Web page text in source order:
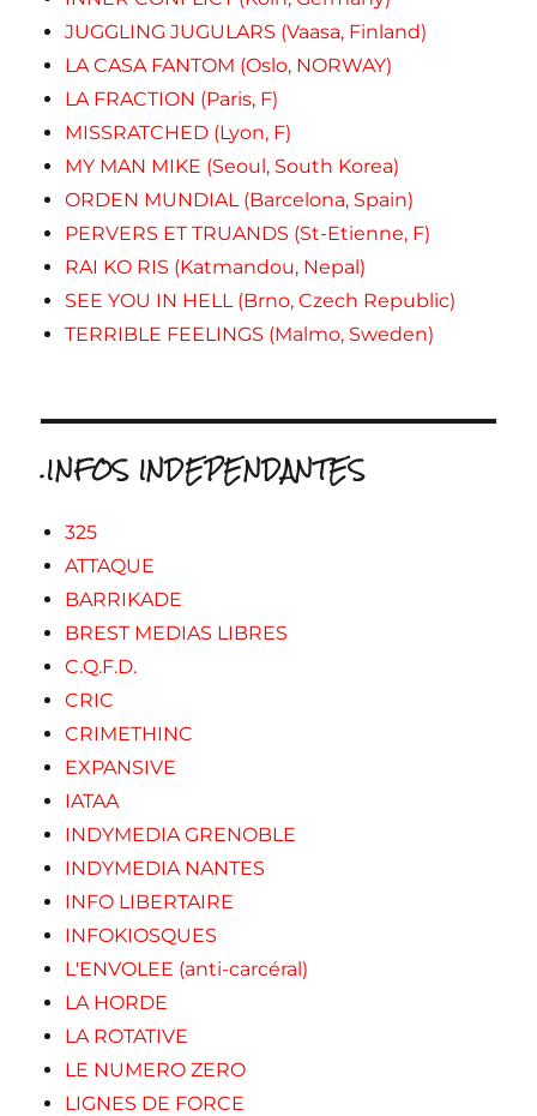
JUGGLING JUGULARS (Vaasa, Finland)
LA CASA FANTOM (Oslo, NORWAY)
LA FRACTION (Paris, F)
MISSRATCHED (Lyon, F)
MY MAN MIKE (Seoul, South Korea)
ORDEN MUNDIAL (Barcelona, Spain)
PERVERS ET TRUANDS (St-Etienne, F)
RAI KO RIS (Katmandou, Nepal)
SEE YOU IN HELL (Brno, Czech Republic)
TERRIBLE FEELINGS (Malmo, Sweden)
.INFOS INDEPENDANTES
325
ATTAQUE
BARRIKADE
BREST MEDIAS LIBRES
C.Q.F.D.
CRIC
CRIMETHINC
EXPANSIVE
IATAA
INDYMEDIA GRENOBLE
INDYMEDIA NANTES
INFO LIBERTAIRE
INFOKIOSQUES
L'ENVOLEE (anti-carcéral)
LA HORDE
LA ROTATIVE
LE NUMERO ZERO
LIGNES DE FORCE